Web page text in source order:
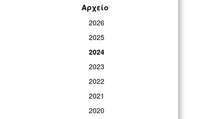
Αρχείο
2026
2025
2024
2023
2022
2021
2020